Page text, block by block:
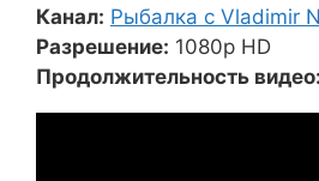
Канал: Рыбалка с Vladimir
Разрешение: 1080p HD
Продолжительность видео: